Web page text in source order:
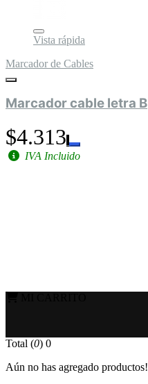
Vista rápida
Marcador de Cables
Marcador cable letra B
$4.313
IVA Incluido
Total (0) 0
Aún no has agregado productos!